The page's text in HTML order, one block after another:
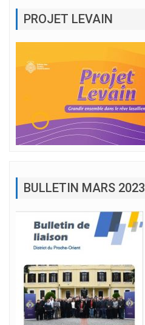
PROJET LEVAIN
BULLETIN MARS 2023